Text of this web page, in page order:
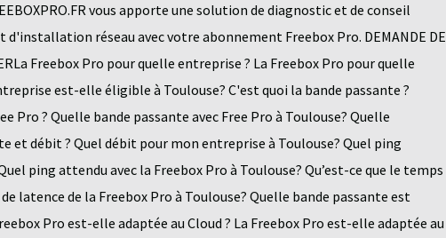
vous apporte une solution de diagnostic et de conseil
réseau avec votre abonnement Freebox Pro. DEMANDE DE
Freebox Pro pour quelle entreprise ? La Freebox Pro pour quelle
est-elle éligible à Toulouse? C'est quoi la bande passante ?
Pro ? Quelle bande passante avec Free Pro à Toulouse? Quelle
et débit ? Quel débit pour mon entreprise à Toulouse? Quel ping
ping attendu avec la Freebox Pro à Toulouse? Qu’est-ce que le temps
latence de la Freebox Pro à Toulouse? Quelle bande passante est
Pro est-elle adaptée au Cloud ? La Freebox Pro est-elle adaptée au